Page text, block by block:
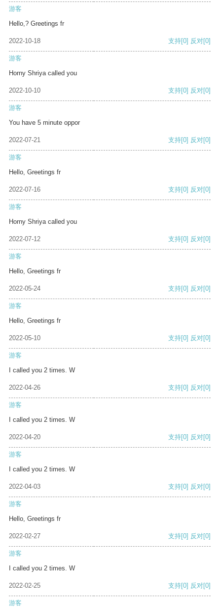
游客
Hello,? Greetings fr
2022-10-18 支持[0] 反对[0]
游客
Horny Shriya called you
2022-10-10 支持[0] 反对[0]
游客
You have 5 minute oppor
2022-07-21 支持[0] 反对[0]
游客
Hello, Greetings fr
2022-07-16 支持[0] 反对[0]
游客
Horny Shriya called you
2022-07-12 支持[0] 反对[0]
游客
Hello, Greetings fr
2022-05-24 支持[0] 反对[0]
游客
Hello, Greetings fr
2022-05-10 支持[0] 反对[0]
游客
I called you 2 times. W
2022-04-26 支持[0] 反对[0]
游客
I called you 2 times. W
2022-04-20 支持[0] 反对[0]
游客
I called you 2 times. W
2022-04-03 支持[0] 反对[0]
游客
Hello, Greetings fr
2022-02-27 支持[0] 反对[0]
游客
I called you 2 times. W
2022-02-25 支持[0] 反对[0]
游客